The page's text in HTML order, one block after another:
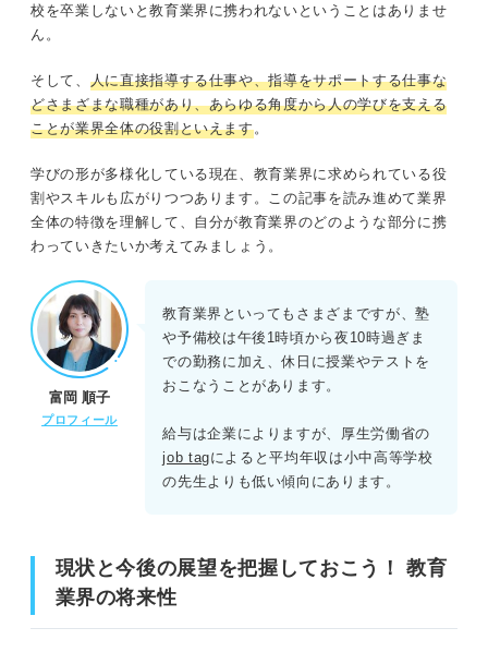
校を卒業しないと教育業界に携われないということはありませ
ん。
そして、 人に直接指導する仕事や、指導をサポートする仕事な
どさまざまな職種があり、あらゆる角度から人の学びを支える
ことが業界全体の役割といえます。
学びの形が多様化している現在、教育業界に求められている役
割やスキルも広がりつつあります。この記事を読み進めて業界
全体の特徴を理解して、自分が教育業界のどのような部分に携
わっていきたいか考えてみましょう。
富岡 順子
プロフィール
教育業界といってもさまざまですが、塾
や予備校は午後1時頃から夜10時過ぎま
での勤務に加え、休日に授業やテストを
おこなうことがあります。
給与は企業によりますが、厚生労働省の
job tagによると平均年収は小中高等学校
の先生よりも低い傾向にあります。
現状と今後の展望を把握しておこう！ 教育
業界の将来性
④周囲と協力して環境を作り上げられる
⑤周囲の変化に敏感に気づける
⑥子供の未来を預かる意識を持てる
キャリアコンサルタントが解説！ 教育業界で働くうえで
の注意点
教えることが好きなだけはNG！ 教育業界に就職するため
の3つのポイント
①教育業界の課題やトレンドについて自分なりの考えを持つ
②教育業界で求められる強みの具体的なエピソードを話す
教育業界の志望動機の例文
教育業界の自己PRの例文